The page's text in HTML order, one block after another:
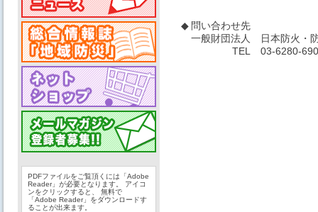
PDFファイルをご覧頂くには「Adobe
Reader」が必要となります。 アイコ
ンをクリックすると、 無料で
「Adobe Reader」をダウンロードす
ることが出来ます。
◆ 問い合わせ先
一般財団法人
日本防火・
TEL
03-6280-